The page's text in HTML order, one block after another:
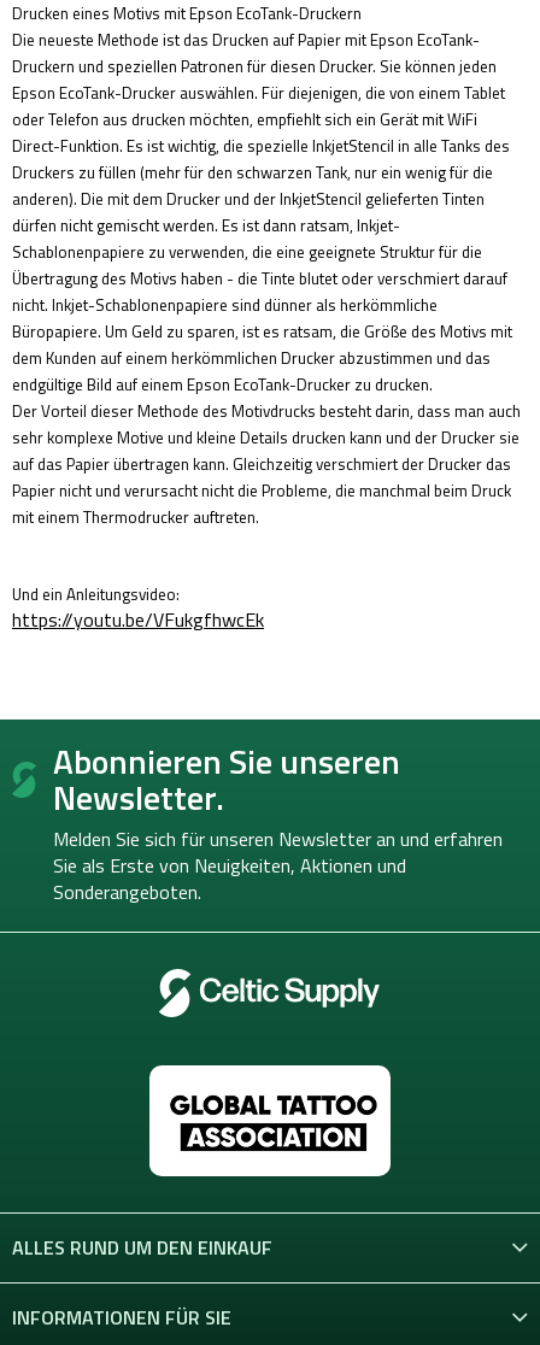
Drucken eines Motivs mit Epson EcoTank-Druckern
Die neueste Methode ist das Drucken auf Papier mit Epson EcoTank-
Druckern und speziellen Patronen für diesen Drucker. Sie können jeden
Epson EcoTank-Drucker auswählen. Für diejenigen, die von einem Tablet
oder Telefon aus drucken möchten, empfiehlt sich ein Gerät mit WiFi
Direct-Funktion. Es ist wichtig, die spezielle InkjetStencil in alle Tanks des
Druckers zu füllen (mehr für den schwarzen Tank, nur ein wenig für die
anderen). Die mit dem Drucker und der InkjetStencil gelieferten Tinten
dürfen nicht gemischt werden. Es ist dann ratsam, Inkjet-
Schablonenpapiere zu verwenden, die eine geeignete Struktur für die
Übertragung des Motivs haben - die Tinte blutet oder verschmiert darauf
nicht. Inkjet-Schablonenpapiere sind dünner als herkömmliche
Büropapiere. Um Geld zu sparen, ist es ratsam, die Größe des Motivs mit
dem Kunden auf einem herkömmlichen Drucker abzustimmen und das
endgültige Bild auf einem Epson EcoTank-Drucker zu drucken.
Der Vorteil dieser Methode des Motivdrucks besteht darin, dass man auch
sehr komplexe Motive und kleine Details drucken kann und der Drucker sie
auf das Papier übertragen kann. Gleichzeitig verschmiert der Drucker das
Papier nicht und verursacht nicht die Probleme, die manchmal beim Druck
mit einem Thermodrucker auftreten.
Und ein Anleitungsvideo:
https://youtu.be/VFukgfhwcEk
F
ß Abonnieren Sie unseren
Newsletter.
Melden Sie sich für unseren Newsletter an und erfahren
Sie als Erste von Neuigkeiten, Aktionen und
Sonderangeboten.
ALLES RUND UM DEN EINKAUF
INFORMATIONEN FÜR SIE